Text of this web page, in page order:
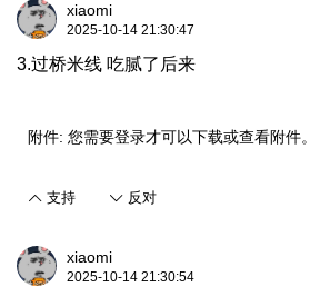
xiaomi
2025-10-14 21:30:47
3.过桥米线 吃腻了后来
附件: 您需要登录才可以下载或查看附件
支持 反对
xiaomi
2025-10-14 21:30:54